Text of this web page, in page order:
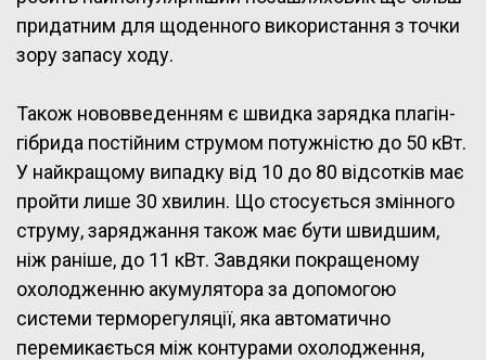
придатним для щоденного використання з точки
зору запасу ходу.
Також нововведенням є швидка зарядка плагін-
гібрида постійним струмом потужністю до 50 кВт.
У найкращому випадку від 10 до 80 відсотків має
пройти лише 30 хвилин. Що стосується змінного
струму, заряджання також має бути швидшим,
ніж раніше, до 11 кВт. Завдяки покращеному
охолодженню акумулятора за допомогою
системи терморегуляції, яка автоматично
перемикається між контурами охолодження,